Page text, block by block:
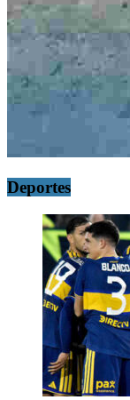
Deportes